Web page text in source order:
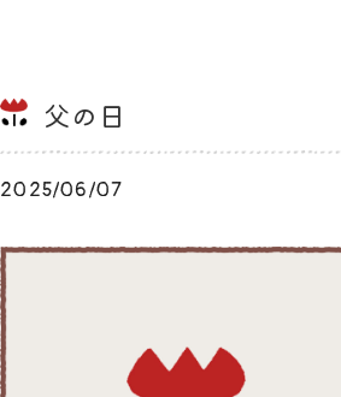
父の日
2025/06/07